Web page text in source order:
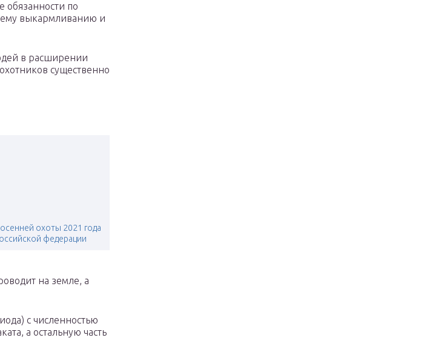
обязанности по
выкармливанию и
в расширении
существенно
охоты 2021 года
федерации
на земле, а
с численностью
а остальную часть